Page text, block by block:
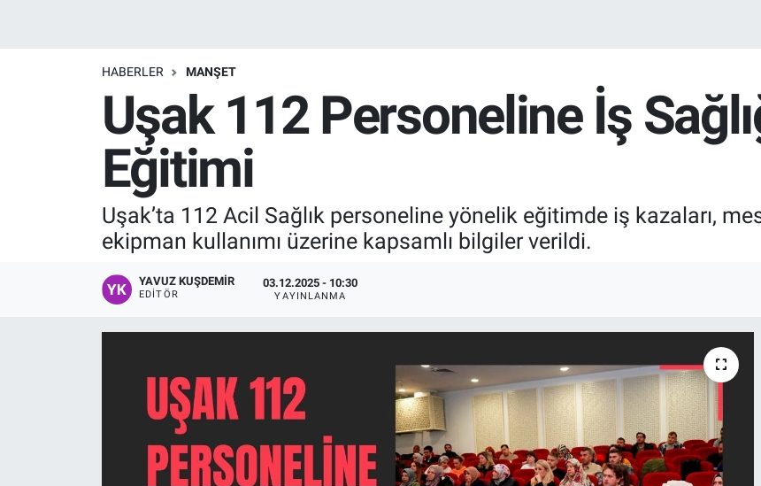
HABERLER MANŞET
Uşak 112 Personeline İş
Eğitimi
Uşak’ta 112 Acil Sağlık personeline yönelik eğitimde iş kazaları,
ekipman kullanımı üzerine kapsamlı bilgiler verildi.
YAVUZ KUŞDEMIR
EDITÖR
03.12.2025 - 10:30
YAYINLANMA
Resmi İlanlar
Son Dakika
Uşak Haberleri